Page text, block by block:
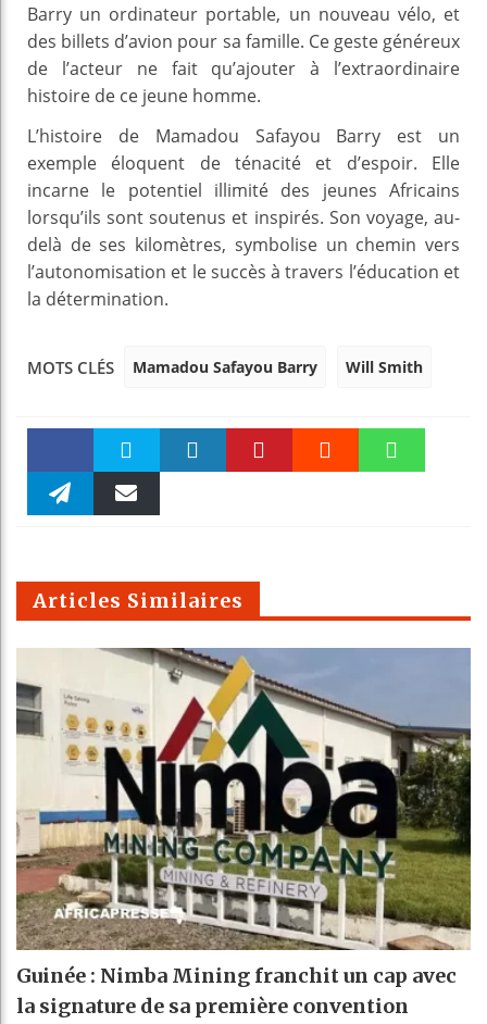
Barry un ordinateur portable, un nouveau vélo, et
des billets d’avion pour sa famille. Ce geste généreux
de l’acteur ne fait qu’ajouter à l’extraordinaire
histoire de ce jeune homme.
L’histoire de Mamadou Safayou Barry est un
exemple éloquent de ténacité et d’espoir. Elle
incarne le potentiel illimité des jeunes Africains
lorsqu’ils sont soutenus et inspirés. Son voyage, au-
delà de ses kilomètres, symbolise un chemin vers
l’autonomisation et le succès à travers l’éducation et
la détermination.
MOTS CLÉS Mamadou Safayou Barry Will Smith
Faceboo Twitter
m
Articles Similaires
Guinée : Nimba Mining franchit un cap avec
la signature de sa première convention